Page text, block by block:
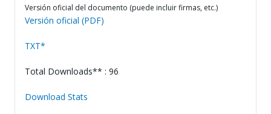
Versión oficial del documento (puede incluir firmas, etc.)
Versión oficial (PDF)
TXT*
Total Downloads** : 96
Download Stats